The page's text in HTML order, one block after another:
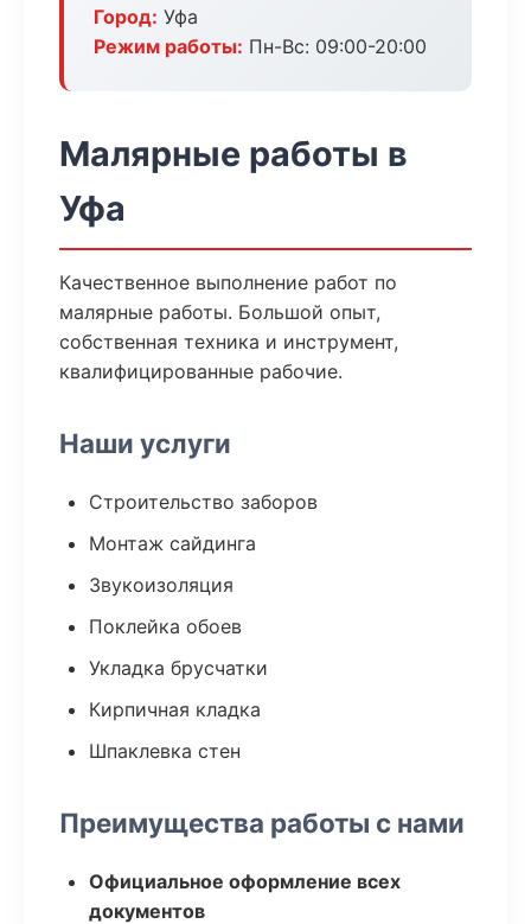
Город: Уфа
Режим работы: Пн-Вс: 09:00-20:00
Малярные работы в
Уфа
Качественное выполнение работ по
малярные работы. Большой опыт,
собственная техника и инструмент,
квалифицированные рабочие.
Наши услуги
Строительство заборов
Монтаж сайдинга
Звукоизоляция
Поклейка обоев
Укладка брусчатки
Кирпичная кладка
Шпаклевка стен
Преимущества работы с нами
Официальное оформление всех
документов